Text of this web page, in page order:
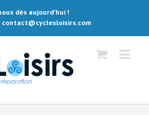
dès aujourd'hui !
contact@cyclesloisirs.com